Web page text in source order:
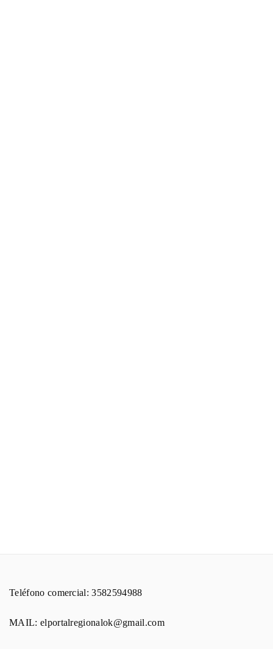
Teléfono comercial: 3582594988
MAIL: elportalregionalok@gmail.com